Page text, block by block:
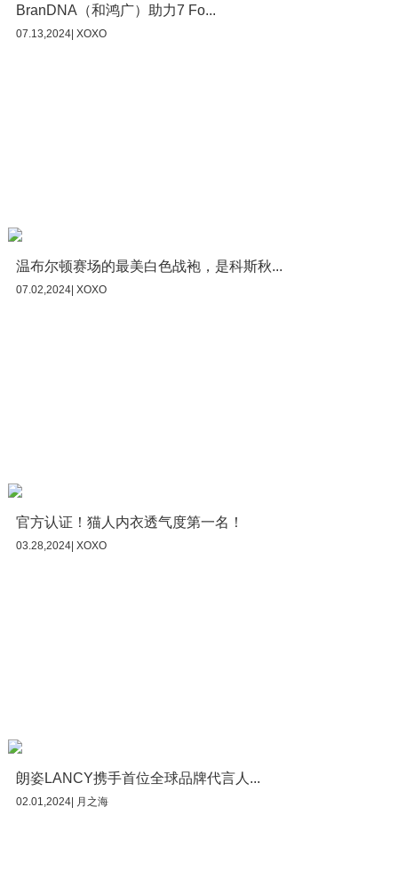
BranDNA（和鸿广）助力7 Fo...
07.13,2024| XOXO
温布尔顿赛场的最美白色战袍，是科斯秋...
07.02,2024| XOXO
官方认证！猫人内衣透气度第一名！
03.28,2024| XOXO
朗姿LANCY携手首位全球品牌代言人...
02.01,2024| 月之海